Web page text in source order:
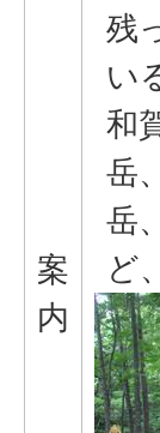
案
内
残
い
和
岳
岳
ど